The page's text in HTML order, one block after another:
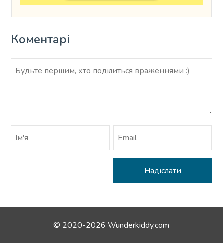
Коментарі
© 2020-2026 Wunderkiddy.com